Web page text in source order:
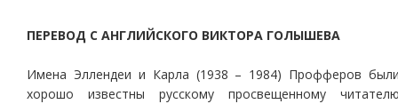
ПЕРЕВОД С АНГЛИЙСКОГО ВИКТОРА ГОЛЫШЕВА
Имена Эллендеи и Карла (1938 – 1984) Профферов
хорошо известны русскому просвещенному